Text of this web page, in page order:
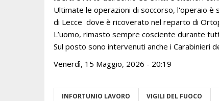
Ultimate le operazioni di soccorso, l'operaio è
di Lecce dove è ricoverato nel reparto di
L’uomo, rimasto sempre cosciente durante
Sul posto sono intervenuti anche i Carabinieri
Venerdì, 15 Maggio, 2026 - 20:19
INFORTUNIO LAVORO VIGILI DEL FUOCO